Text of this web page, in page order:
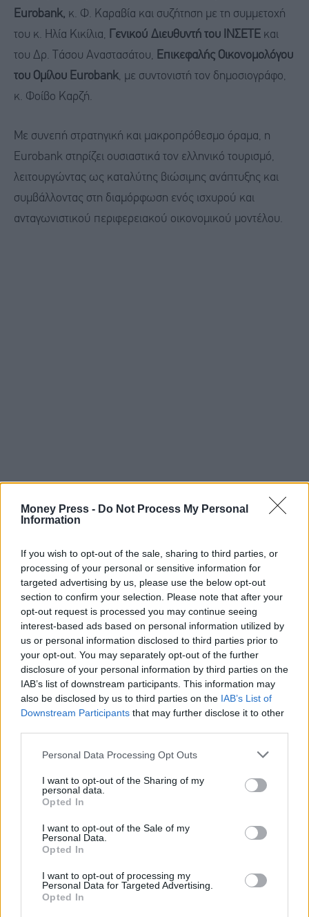
Money Press - Do Not Process My Personal
Information
If you wish to opt-out of the sale, sharing to third parties, or
processing of your personal or sensitive information for
targeted advertising by us, please use the below opt-out
section to confirm your selection. Please note that after your
opt-out request is processed you may continue seeing
interest-based ads based on personal information utilized by
us or personal information disclosed to third parties prior to
your opt-out. You may separately opt-out of the further
disclosure of your personal information by third parties on the
IAB’s list of downstream participants. This information may
also be disclosed by us to third parties on the IAB’s List of
Downstream Participants that may further disclose it to other
Personal Data Processing Opt Outs
I want to opt-out of the Sharing of my
personal data.
Opted In
I want to opt-out of the Sale of my
Personal Data.
Opted In
I want to opt-out of processing my
Personal Data for Targeted Advertising.
Opted In
Eurobank, κ. Φ. Καραβία και συζήτηση με τη συμμετοχή
του κ. Hλία Κικίλια,
Γενικού Διευθυντή του ΙΝΣΕΤΕ και
του Δρ. Τάσου Αναστασάτου, Επικεφαλής Οικονομολόγου
του Ομίλου Eurobank, με συντονιστή τον δημοσιογράφο,
κ. Φοίβο Καρζή.
Με συνεπή στρατηγική και μακροπρόθεσμο όραμα, η
Eurobank στηρίζει ουσιαστικά τον ελληνικό τουρισμό,
λειτουργώντας ως καταλύτης βιώσιμης ανάπτυξης και
συμβάλλοντας στη διαμόρφωση ενός ισχυρού και
ανταγωνιστικού περιφερειακού οικονομικού μοντέλου.